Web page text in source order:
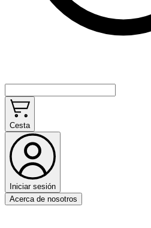
Cesta
Iniciar sesión
Acerca de nosotros